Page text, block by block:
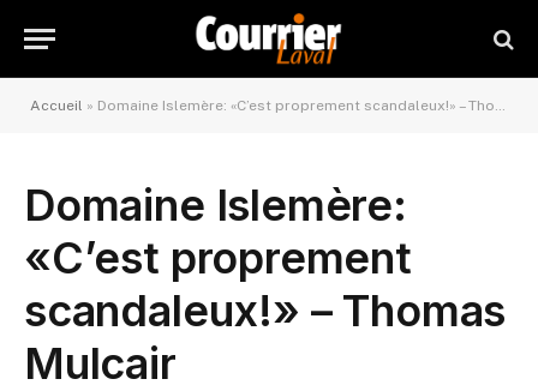
Accueil » Domaine Islemère: «C’est proprement scandaleux!» – Thomas Mulcair
Domaine Islemère:
«C’est proprement
scandaleux!» – Thomas
Mulcair